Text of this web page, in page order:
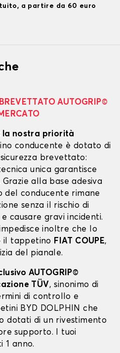
a partire da 60 euro
AUTOGRIP©
la nostra priorità
conducente è dotato di
brevettato:
unica garantisce
alla base adesiva
del conducente rimane
senza il rischio di
causare gravi incidenti.
inoltre che lo
il tappetino FIAT COUPE,
del pianale.
AUTOGRIP©
TÜV, sinonimo di
di controllo e
BYD DOLPHIN che
dotati di un rivestimento
supporto. I tuoi
1 anno.